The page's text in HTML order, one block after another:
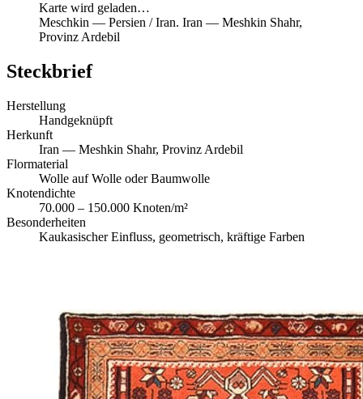
Karte wird geladen…
Meschkin — Persien / Iran. Iran — Meshkin Shahr,
Provinz Ardebil
Steckbrief
Herstellung
Handgeknüpft
Herkunft
Iran — Meshkin Shahr, Provinz Ardebil
Flormaterial
Wolle auf Wolle oder Baumwolle
Knotendichte
70.000 – 150.000 Knoten/m²
Besonderheiten
Kaukasischer Einfluss, geometrisch, kräftige Farben